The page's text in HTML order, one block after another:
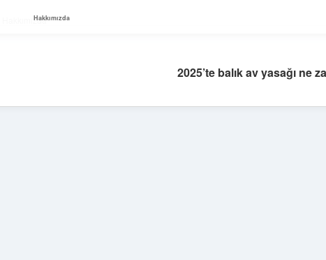
Hakkımızda
2025’te balık av yasağı ne
Hakkımızda